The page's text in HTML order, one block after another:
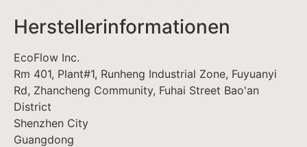
Herstellerinformationen
EcoFlow Inc.
Rm 401, Plant#1, Runheng Industrial Zone, Fuyuanyi
Rd, Zhancheng Community, Fuhai Street Bao'an
District
Shenzhen City
Guangdong